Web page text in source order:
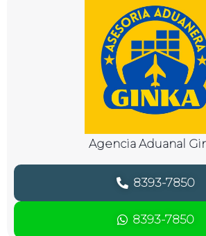
Agencia Aduanal
8393-7850
8393-7850